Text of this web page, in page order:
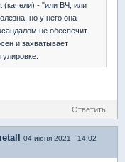
(качели) - "или ВЧ, или
но у него она
не обеспечит
и захватывает
Ответить
04 июня 2021 - 14:02